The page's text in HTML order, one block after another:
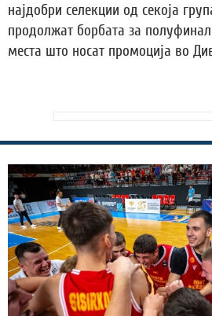
најдобри селекции од секоја
продолжат борбата за
места што носат промоција во